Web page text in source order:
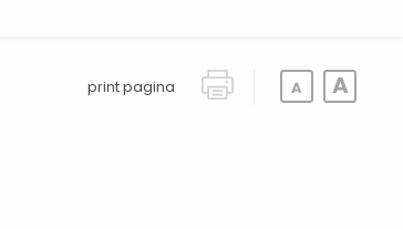
print pagina